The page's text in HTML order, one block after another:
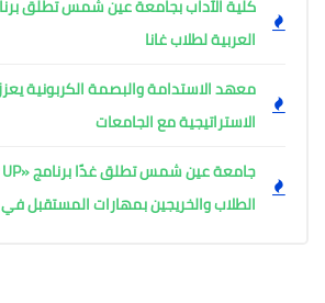
كلية الآداب بجامعة عين شمس تطلق
العربية لطلاب غانا
معهد الاستدامة والبصمة الكربونية
الاستراتيجية مع الجامعات
الطلاب والخريجين بمهارات المستقبل في 7 مسارات